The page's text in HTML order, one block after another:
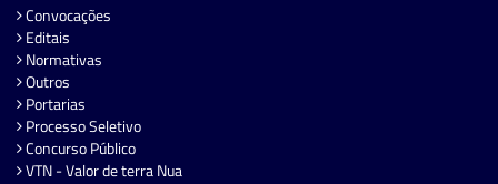
Convocações
Editais
Normativas
Outros
Portarias
Processo Seletivo
Concurso Público
VTN - Valor de terra Nua